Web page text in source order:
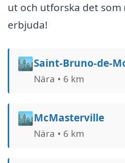
ut och utforska det
erbjuda!
🏙️Saint-Bruno-de-
Nära • 6 km
🏙️McMasterville
Nära • 6 km